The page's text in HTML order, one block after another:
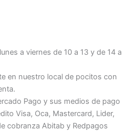
a viernes de 10 a 13 y de 14 a
en nuestro local de pocitos con
Pago y sus medios de pago
Visa, Oca, Mastercard, Lider,
cobranza Abitab y Redpagos